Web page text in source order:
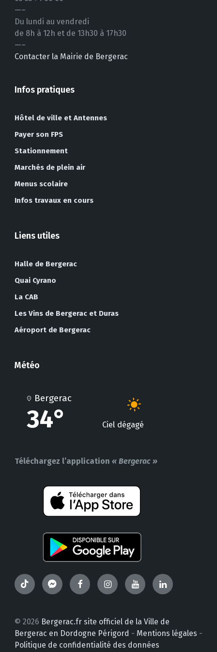
—–
Du lundi au vendredi
de 8h à 12h et de 13h30 à 17h30
—–
Contacter la Mairie de Bergerac
Infos pratiques
Hôtel de ville et Antennes
Payer son FPS
Stationnement
Marchés de plein air
Menus scolaire
Infos travaux en cours
Liens utiles
Halle de Bergerac
Quai Cyrano
La CAB
Les Vins de Bergerac et Duras
Aéroport de Bergerac
Météo
Bergerac
34° Ciel dégagé
Téléchargez l’application « Bergerac »
TikTok MessengerFacebookInstagramYouTubeLinkedIn
© 2026 Bergerac.fr site officiel de la Ville de
Bergerac en Dordogne Périgord - Mentions légales -
Politique de confidentialité des données